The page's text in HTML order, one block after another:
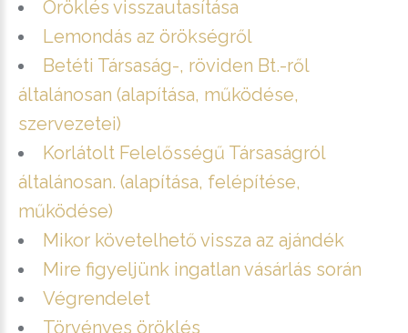
Öröklés visszautasítása
Lemondás az örökségről
Betéti Társaság-, röviden Bt.-ről
általánosan (alapítása, működése,
szervezetei)
Korlátolt Felelősségű Társaságról
általánosan. (alapítása, felépítése,
működése)
Mikor követelhető vissza az ajándék
Mire figyeljünk ingatlan vásárlás során
Végrendelet
Törvényes öröklés